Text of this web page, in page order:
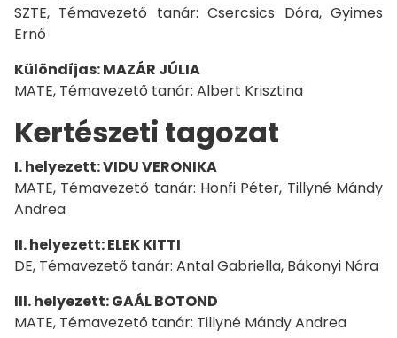
SZTE, Témavezető tanár: Csercsics Dóra, Gyimes
Ernő
Különdíjas: MAZÁR JÚLIA
MATE, Témavezető tanár: Albert Krisztina
Kertészeti tagozat
I. helyezett: VIDU VERONIKA
MATE, Témavezető tanár: Honfi Péter, Tillyné Mándy
Andrea
II. helyezett: ELEK KITTI
DE, Témavezető tanár: Antal Gabriella, Bákonyi Nóra
III. helyezett: GAÁL BOTOND
MATE, Témavezető tanár: Tillyné Mándy Andrea